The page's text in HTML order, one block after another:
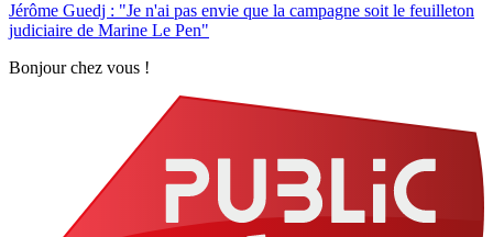
Jérôme Guedj : "Je n'ai pas envie que la campagne soit le feuilleton
judiciaire de Marine Le Pen"
Bonjour chez vous !